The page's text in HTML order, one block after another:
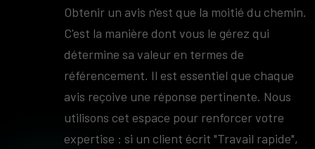
Obtenir un avis n'est que la moitié du chemin.
C'est la manière dont vous le gérez qui
détermine sa valeur en termes de
référencement. Il est essentiel que chaque
avis reçoive une réponse pertinente. Nous
utilisons cet espace pour renforcer votre
expertise : si un client écrit "Travail rapide",